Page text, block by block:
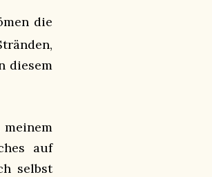
die
diesem
auf
selbst